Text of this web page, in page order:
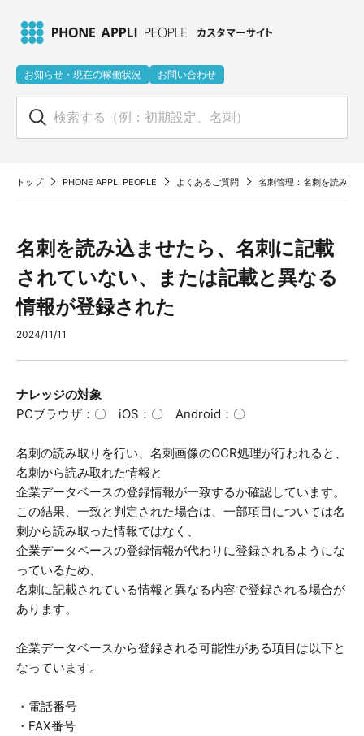
お知らせ・現在の稼働状況 お問い合わせ
トップ PHONE APPLI PEOPLE よくあるご質問 名刺管理：名刺を読み込
名刺を読み込ませたら、名刺に記載
されていない、または記載と異なる
情報が登録された
2024/11/11
ナレッジの対象
PCブラウザ：〇 iOS：〇 Android：〇
名刺の読み取りを行い、名刺画像のOCR処理が行われると、
名刺から読み取れた情報と
企業データベースの登録情報が一致するか確認しています。
この結果、一致と判定された場合は、一部項目については名
刺から読み取った情報ではなく、
企業データベースの登録情報が代わりに登録されるようにな
っているため、
名刺に記載されている情報と異なる内容で登録される場合が
あります。
企業データベースから登録される可能性がある項目は以下と
なっています。
・電話番号
・FAX番号